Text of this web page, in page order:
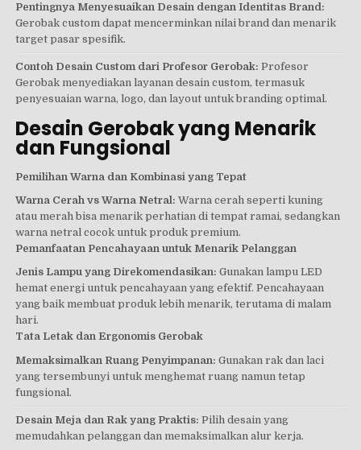
Pentingnya Menyesuaikan Desain dengan Identitas Brand:
Gerobak custom dapat mencerminkan nilai brand dan menarik
target pasar spesifik.
Contoh Desain Custom dari Profesor Gerobak: Profesor
Gerobak menyediakan layanan desain custom, termasuk
penyesuaian warna, logo, dan layout untuk branding optimal.
Desain Gerobak yang Menarik
dan Fungsional
Pemilihan Warna dan Kombinasi yang Tepat
Warna Cerah vs Warna Netral: Warna cerah seperti kuning
atau merah bisa menarik perhatian di tempat ramai, sedangkan
warna netral cocok untuk produk premium.
Pemanfaatan Pencahayaan untuk Menarik Pelanggan
Jenis Lampu yang Direkomendasikan: Gunakan lampu LED
hemat energi untuk pencahayaan yang efektif. Pencahayaan
yang baik membuat produk lebih menarik, terutama di malam
hari.
Tata Letak dan Ergonomis Gerobak
Memaksimalkan Ruang Penyimpanan: Gunakan rak dan laci
yang tersembunyi untuk menghemat ruang namun tetap
fungsional.
Desain Meja dan Rak yang Praktis: Pilih desain yang
memudahkan pelanggan dan memaksimalkan alur kerja.